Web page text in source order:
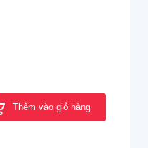
Thêm vào giỏ hàng